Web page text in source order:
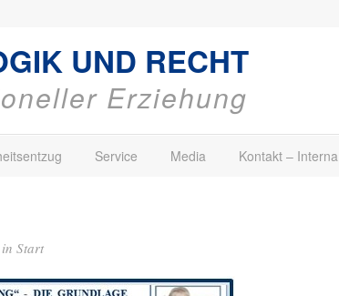
UND RECHT
Erziehung
Service Media Kontakt – Interna
in Start